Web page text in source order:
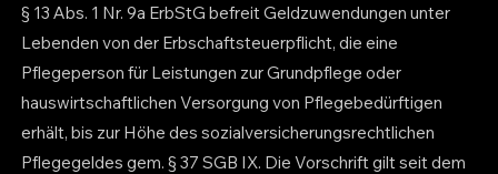
§ 13 Abs. 1 Nr. 9a ErbStG befreit Geldzuwendungen unter
Lebenden von der Erbschaftsteuerpflicht, die eine
Pflegeperson für Leistungen zur Grundpflege oder
hauswirtschaftlichen Versorgung von Pflegebedürftigen
erhält, bis zur Höhe des sozialversicherungsrechtlichen
Pflegegeldes gem. § 37 SGB IX. Die Vorschrift gilt seit dem